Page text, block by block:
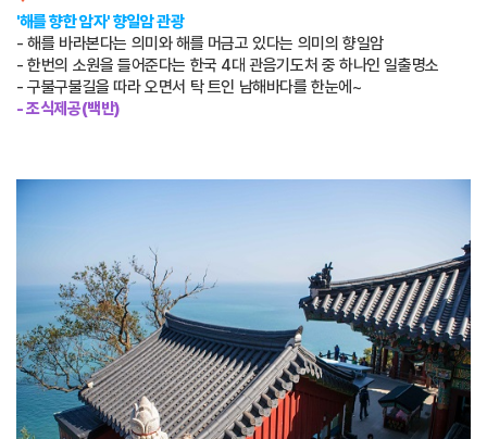
'해를 향한 암자' 향일암 관광
- 해를 바라본다는 의미와 해를 머금고 있다는 의미의 향일암
- 한번의 소원을 들어준다는 한국 4대 관음기도처 중 하나인 일출명소
- 구불구불길을 따라 오면서 탁 트인 남해바다를 한눈에~
- 조식제공(백반)